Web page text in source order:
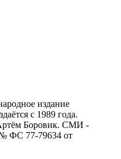
издание
с 1989 года.
Боровик. CМИ -
№ ФС 77-79634 от